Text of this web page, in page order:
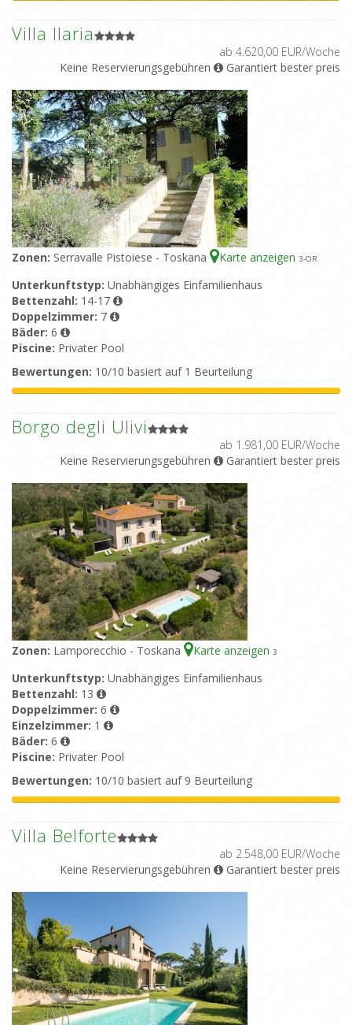
Villa Ilaria
ab 4.620,00 EUR/Woche
Keine Reservierungsgebühren
Garantiert bester preis
Zonen: Serravalle Pistoiese - Toskana Karte anzeigen 3-OR
Unterkunftstyp: Unabhängiges Einfamilienhaus
Bettenzahl: 14-17
Doppelzimmer: 7
Bäder: 6
Piscine: Privater Pool
Bewertungen: 10/10 basiert auf 1 Beurteilung
Borgo degli Ulivi
ab 1.981,00 EUR/Woche
Keine Reservierungsgebühren
Garantiert bester preis
Zonen: Lamporecchio - Toskana Karte anzeigen 3
Unterkunftstyp: Unabhängiges Einfamilienhaus
Bettenzahl: 13
Doppelzimmer: 6
Einzelzimmer: 1
Bäder: 6
Piscine: Privater Pool
Bewertungen: 10/10 basiert auf 9 Beurteilung
Villa Belforte
ab 2.548,00 EUR/Woche
Keine Reservierungsgebühren
Garantiert bester preis